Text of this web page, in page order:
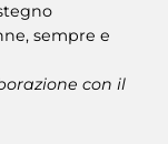
sempre e
con il